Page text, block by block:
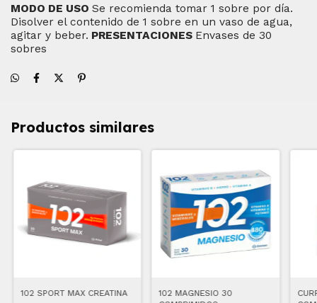
MODO DE USO Se recomienda tomar 1 sobre por día.
Disolver el contenido de 1 sobre en un vaso de agua,
agitar y beber. PRESENTACIONES Envases de 30
sobres
Productos similares
102 SPORT MAX CREATINA
102 MAGNESIO 30